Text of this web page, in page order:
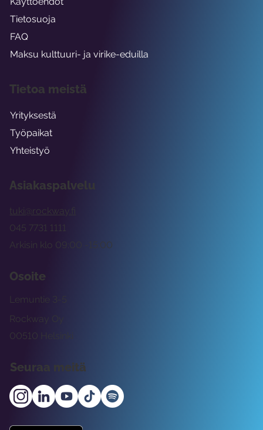
Asiakaspalvelu
tuki@rockway.fi
Arkisin klo 09:00 -15:00
045 7731 1111
Osoite
Rockway Oy
Lemuntie 3-5
00510 Helsinki
Seuraa meitä
Tietosuoja
FAQ
Maksu kulttuuri- ja virike-eduilla
Tietoa meistä
Yrityksestä
Työpaikat
Yhteistyö